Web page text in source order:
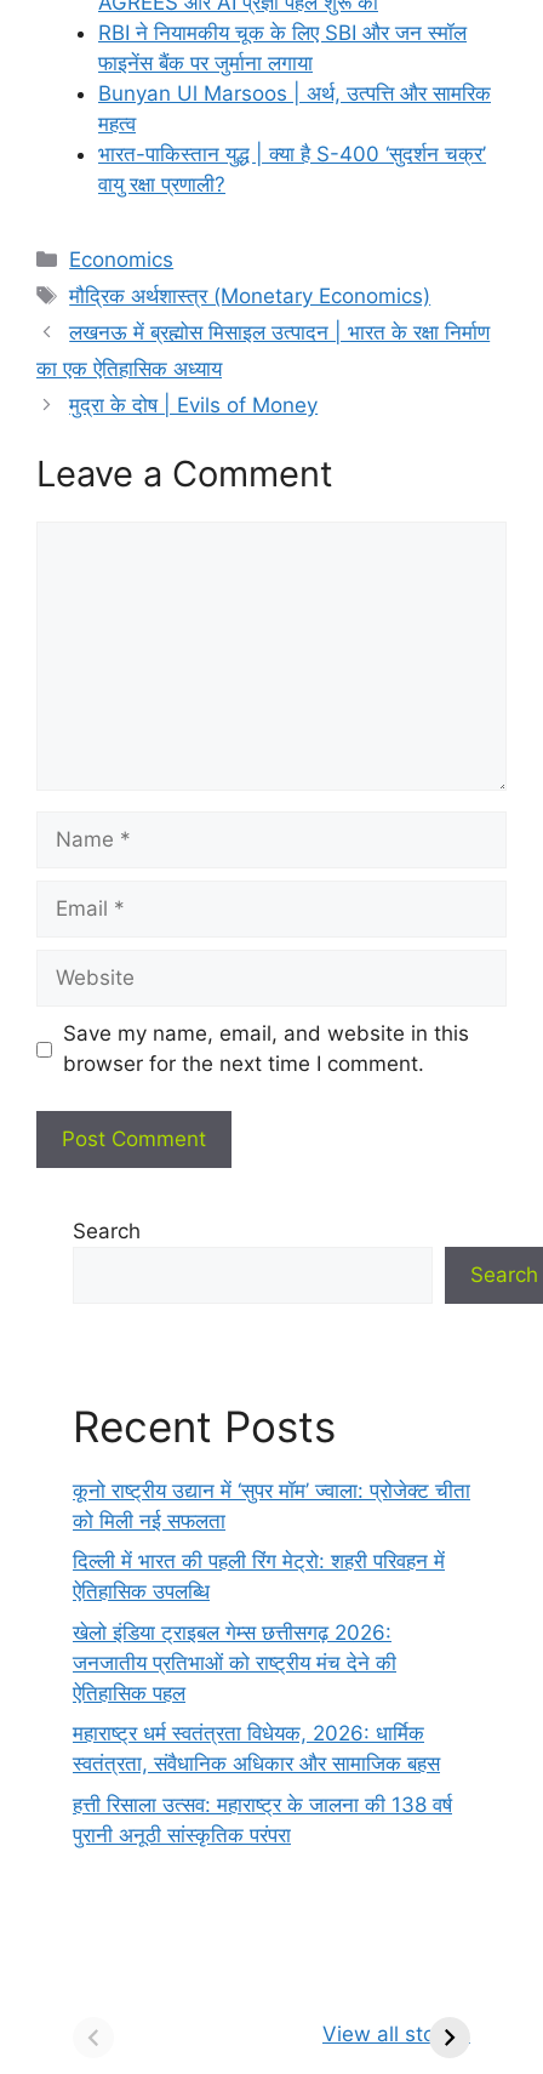
RBI ने नियामकीय चूक के लिए SBI और जन स्मॉल
फाइनेंस बैंक पर जुर्माना लगाया
Bunyan Ul Marsoos | अर्थ, उत्पत्ति और सामरिक
महत्व
भारत-पाकिस्तान युद्ध | क्या है S-400 ‘सुदर्शन चक्र’
वायु रक्षा प्रणाली?
Categories
Economics
Tags
मौद्रिक अर्थशास्त्र (Monetary Economics)
लखनऊ में ब्रह्मोस मिसाइल उत्पादन | भारत के रक्षा निर्माण
का एक ऐतिहासिक अध्याय
मुद्रा के दोष | Evils of Money
Leave a Comment
Name
Email
Website
Save my name, email, and website in this
browser for the next time I comment.
Search
Search
Recent Posts
कूनो राष्ट्रीय उद्यान में ‘सुपर मॉम’ ज्वाला: प्रोजेक्ट चीता
को मिली नई सफलता
दिल्ली में भारत की पहली रिंग मेट्रो: शहरी परिवहन में
ऐतिहासिक उपलब्धि
खेलो इंडिया ट्राइबल गेम्स छत्तीसगढ़ 2026:
जनजातीय प्रतिभाओं को राष्ट्रीय मंच देने की
ऐतिहासिक पहल
महाराष्ट्र धर्म स्वतंत्रता विधेयक, 2026: धार्मिक
स्वतंत्रता, संवैधानिक अधिकार और सामाजिक बहस
हत्ती रिसाला उत्सव: महाराष्ट्र के जालना की 138 वर्ष
पुरानी अनूठी सांस्कृतिक परंपरा
View all stories
किसे कहते है?
ज्योतिर्लिंग | नाम,